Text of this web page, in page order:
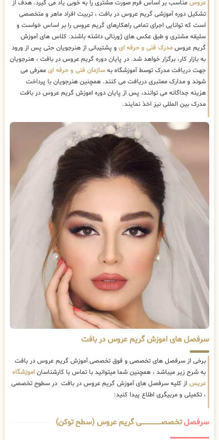
عروس مناسب بر اساس فرم صورت مشتری را به خوبی یاد می گیرد. هدف از
تشکیل دوره آموزشی گریم عروس در بافت ، تربیت افراد ماهر و متخصصی
است که توانایی اجرای تمامی راهکارهای گریم عروس را بر اساس خواست و
سلیقه مشتری و طبق عکس های ژورنالی داشته باشند. کلاس های آموزش
گریم عروس مدرک فنی و حرفه ای و پشتیبانی از هنرجویان حتی پس از ورود
به بازار کار، برگزار خواهد شد. در پایان دوره گریم عروس در بافت ، هنرجویان
جهت دریافت مدرک توسط آموزشگاه بهسازمان فنی و حرفه ای معرفی می
شوند و مدارک معتبری دریافت می کنند. همچنین هنرجویان با پرداخت
هزینه جداگانه می توانند، پس از پایان دوره اموزش گریم عروس در بافت
مدرک بین المللی نیز اخذ نمایند.
سرفصل های اموزش گریم عروس در بافت
برخی از سرفصل های تخصصی و فوق تخصصی آموزش گریم عروس در بافت
به شرح زیر میباشد ، همچنین شما میتوانید با تماس با کارشناسان اموزشگاه
عریس از کلیه سرفصل های آموزش گریم عروس در بافت در سطوح تخصصی
، تکمیلی و مربیگری اطلاع پیدا کنید:
سرفصلتخصصــــــــــــــــــــی گریم عروس (سطح توکن)